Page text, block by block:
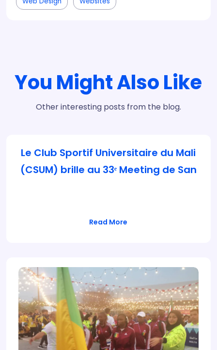
You Might Also Like
Other interesting posts from the blog.
Le Club Sportif Universitaire du Mali
(CSUM) brille au 33ᵉ Meeting de San
Read More